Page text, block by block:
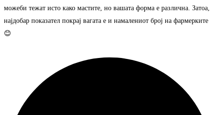
можеби тежат исто како мастите, но вашата форма е различна. Затоа,
најдобар показател покрај вагата е и намалениот број на фармерките
😊